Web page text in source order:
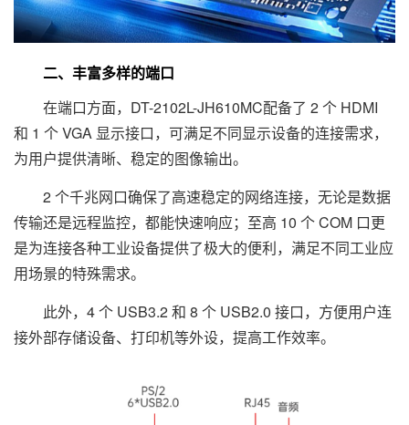
二、丰富多样的端口
在端口方面，DT-2102L-JH610MC配备了 2 个 HDMI
和 1 个 VGA 显示接口，可满足不同显示设备的连接需求，
为用户提供清晰、稳定的图像输出。
2 个千兆网口确保了高速稳定的网络连接，无论是数据
传输还是远程监控，都能快速响应；至高 10 个 COM 口更
是为连接各种工业设备提供了极大的便利，满足不同工业应
用场景的特殊需求。
此外，4 个 USB3.2 和 8 个 USB2.0 接口，方便用户连
接外部存储设备、打印机等外设，提高工作效率。